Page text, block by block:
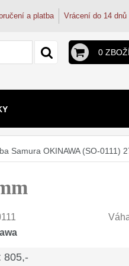
a platba Vrácení do 14 dnů
0 ZBOŽÍ
filtry a konvice
konvice
dřez
filtry
dřezové baterie
Samura OKINAWA (SO-0111)
805,-